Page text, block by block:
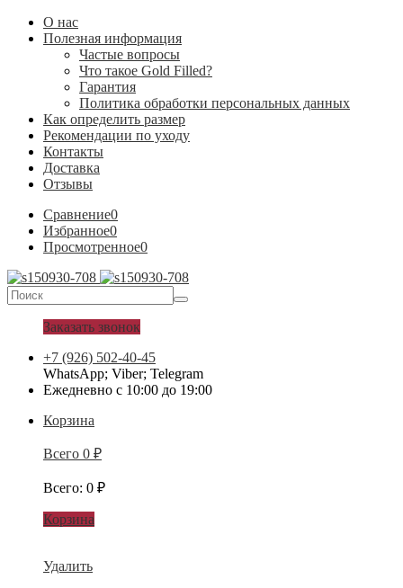
О нас
Полезная информация
Частые вопросы
Что такое Gold Filled?
Гарантия
Политика обработки персональных данных
Как определить размер
Рекомендации по уходу
Контакты
Доставка
Отзывы
Сравнение0
Избранное0
Просмотренное0
Заказать звонок
+7 (926) 502-40-45
WhatsApp; Viber; Telegram
Ежедневно с 10:00 до 19:00
Корзина
Всего 0 ₽
Всего: 0 ₽
Корзина
Удалить